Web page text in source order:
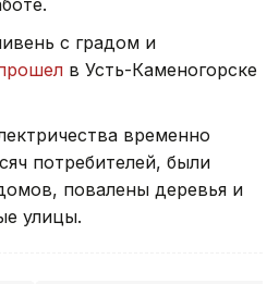
с градом и
в Усть-Каменогорске
временно
потребителей, были
повалены деревья и
улицы.